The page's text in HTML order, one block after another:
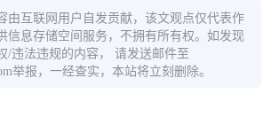
由互联网用户自发贡献，该文观点仅代表作
信息存储空间服务，不拥有所有权。如发现
/违法违规的内容， 请发送邮件至
举报，一经查实，本站将立刻删除。